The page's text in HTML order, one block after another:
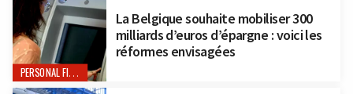
PERSONAL FINANCE
La Belgique souhaite mobiliser 300
milliards d’euros d’épargne : voici les
réformes envisagées